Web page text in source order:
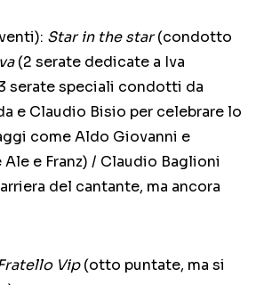
Star in the star(condotto
(2 serate dedicate a Iva
serate speciali condotti da
e Claudio Bisio per celebrare lo
come Aldo Giovanni e
e Franz) / Claudio Baglioni
del cantante, ma ancora
Vip(otto puntate, ma si